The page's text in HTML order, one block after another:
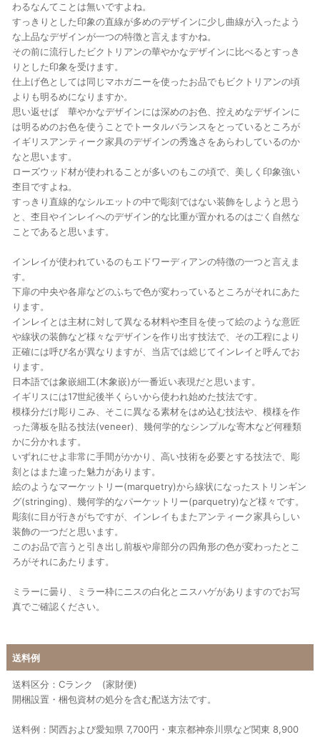
わるなんてことは無いですよね。
すっきりとした印象の直線が多めのデザインに少し曲線が入ったよう
な上品なデザインが一つの特徴と言えますかね。
その前に流行したビクトリアンの華やかなデザインに比べるとすっき
りとした印象を受けます。
仕上げ色としては同じマホガニーを使ったお品でもビクトリアンの頃
よりも明るめになりますか。
思い返せば 華やかなデザインには深めのお色、控えめなデザインに
は明るめのお色を使うことでトータルバランスをとっているところが
イギリスアンティーク家具のデザインの秀逸さをあらわしているのか
なと思います。
ローズウッド材が使われることが多いのもこの頃で、美しく印象強い
杢目ですよね。
すっきり直線的なシルエットの中で彫刻ではない装飾をしようと思う
と、杢目やインレイへのデザイン的な比重が置かれるのはごく自然な
ことであると思います。
インレイが使われているのもエドワーディアンの特徴の一つと言えま
す。
下扉の中央や各扉などのふちで色が変わっているところがそれにあた
ります。
インレイとは主材に対して異なる材料や杢目を使って絵のような意匠
や線状の装飾など様々なデザインを作り出す技法で、その工程により
正確には呼び名が異なりますが、当店では総じてインレイと呼んでお
ります。
日本語では象嵌細工(木象嵌)が一番近い表現だと思います。
イギリスには17世紀後半くらいから使われ始めた技法です。
模様分だけ彫りこみ、そこに異なる素材をはめ込む技法や、模様を作
った薄板を貼る技法(veneer)、幾何学的なシンプルな寄木など何種類
かに分かれます。
いずれにせよ非常に手間がかかり、高い技術を必要とする技法で、彫
刻とはまた違った魅力があります。
絵のようなマーケットリー(marquetry)から線状になったストリンギン
グ(stringing)、幾何学的なパーケットリー(parquetry)など様々です。
彫刻に目が行きがちですが、インレイもまたアンティーク家具らしい
装飾の一つだと思います。
このお品で言うと引き出し前板や扉部分の四角形の色が変わったとこ
ろがそれにあたります。
ミラーに曇り、ミラー枠にニスの白化とニスハゲがありますのでお写
真でご確認ください。
送料例
送料区分：Cランク (家財便)
開梱設置・梱包資材の処分を含む配送方法です。
送料例：関西および愛知県 7,700円・東京都神奈川県など関東 8,900